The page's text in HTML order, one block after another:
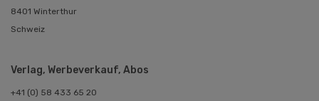
8401 Winterthur
Schweiz
Verlag, Werbeverkauf, Abos
+41 (0) 58 433 65 20